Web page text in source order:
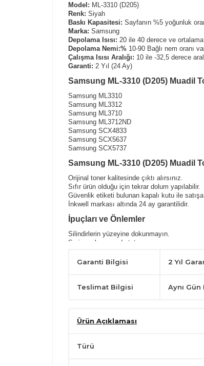
Model: ML-3310 (D205)
Renk: Siyah
Baskı Kapasitesi: Sayfanın %5 yoğunluk
Marka: Samsung
Depolama Isısı: 20 ile 40 derece ve
Depolama Nemi:% 10-90 Bağlı nem oranı
Çalışma Isısı Aralığı: 10 ile -32,5 derece
Garanti: 2 Yıl (24 Ay)
Samsung ML-3310 (D205) Muadil
Samsung ML3310
Samsung ML3312
Samsung ML3710
Samsung ML3712ND
Samsung SCX4833
Samsung SCX5637
Samsung SCX5737
Samsung ML-3310 (D205) Muadil
Orijinal toner kalitesinde çıktı alırsınız.
Sıfır ürün olduğu için tekrar dolum yapılabilir.
Güvenlik etiketi bulunan kapalı kutu ile satışa
İnkwell markası altında 24 ay garantilidir.
İpuçları ve Önlemler
Silindirlerin yüzeyine dokunmayın.
Serin ve kuru yerde tutun.
Yatay konumda tutarak,kullanımdan önce
Çocukların ulaşabileceği yerlerden uzak
Garanti Bilgisi 2 Yıl
Teslimat Bilgisi Aynı Gün
Ürün Açıklaması
Türü